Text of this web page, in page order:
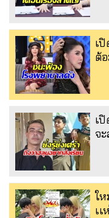
เ
ต้
เ
จ
ใ
เ